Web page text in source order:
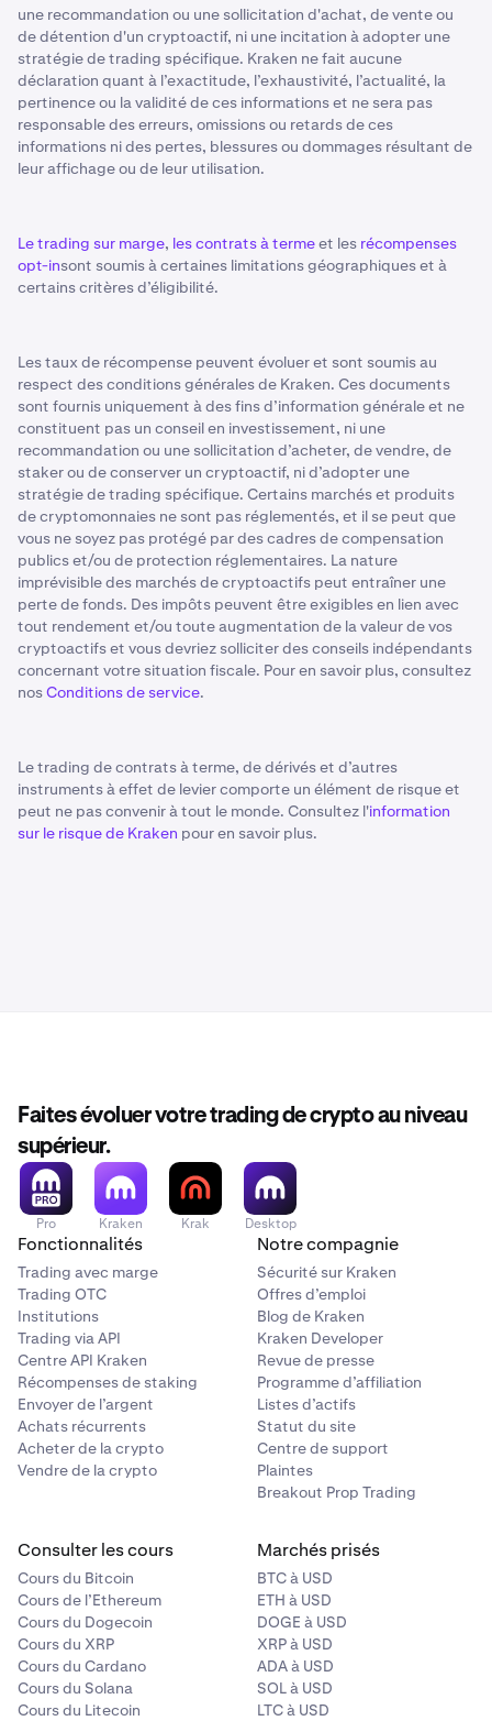
une recommandation ou une sollicitation d'achat, de vente ou
de détention d'un cryptoactif, ni une incitation à adopter une
stratégie de trading spécifique. Kraken ne fait aucune
déclaration quant à l’exactitude, l’exhaustivité, l’actualité, la
pertinence ou la validité de ces informations et ne sera pas
responsable des erreurs, omissions ou retards de ces
informations ni des pertes, blessures ou dommages résultant de
leur affichage ou de leur utilisation.
Le trading sur marge, les contrats à termeet les récompenses
opt-insont soumis à certaines limitations géographiques et à
certains critères d’éligibilité.
Les taux de récompense peuvent évoluer et sont soumis au
respect des conditions générales de Kraken. Ces documents
sont fournis uniquement à des fins d’information générale et ne
constituent pas un conseil en investissement, ni une
recommandation ou une sollicitation d’acheter, de vendre, de
staker ou de conserver un cryptoactif, ni d’adopter une
stratégie de trading spécifique. Certains marchés et produits
de cryptomonnaies ne sont pas réglementés, et il se peut que
vous ne soyez pas protégé par des cadres de compensation
publics et/ou de protection réglementaires. La nature
imprévisible des marchés de cryptoactifs peut entraîner une
perte de fonds. Des impôts peuvent être exigibles en lien avec
tout rendement et/ou toute augmentation de la valeur de vos
cryptoactifs et vous devriez solliciter des conseils indépendants
concernant votre situation fiscale. Pour en savoir plus, consultez
nosConditions de service.
Le trading de contrats à terme, de dérivés et d’autres
instruments à effet de levier comporte un élément de risque et
peut ne pas convenir à tout le monde. Consultez l'information
sur le risque de Kraken pour en savoir plus.
Faites évoluer votre trading de crypto au niveau
supérieur.
Pro Kraken Krak Desktop
Fonctionnalités
Trading avec marge
Trading OTC
Institutions
Trading via API
Centre API Kraken
Récompenses de staking
Envoyer de l’argent
Achats récurrents
Acheter de la crypto
Vendre de la crypto
Notre compagnie
Sécurité sur Kraken
Offres d’emploi
Blog de Kraken
Kraken Developer
Revue de presse
Programme d’affiliation
Listes d’actifs
Statut du site
Centre de support
Plaintes
Breakout Prop Trading
Consulter les cours
Cours du Bitcoin
Cours de l’Ethereum
Cours du Dogecoin
Cours du XRP
Cours du Cardano
Cours du Solana
Cours du Litecoin
Marchés prisés
BTC à USD
ETH à USD
DOGE à USD
XRP à USD
ADA à USD
SOL à USD
LTC à USD